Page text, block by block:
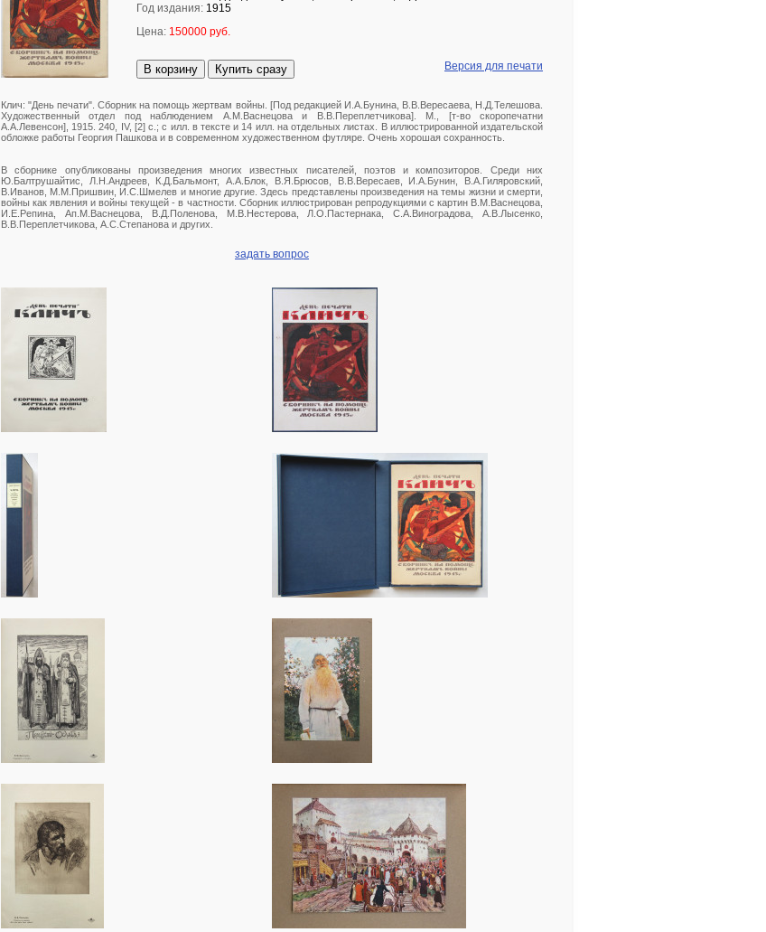
Год издания: 1915
Цена: 150000 руб.
В корзину Купить сразу Версия для печати
Клич: "День печати". Сборник на помощь жертвам войны. [Под редакцией И.А.Бунина, В.В.Вересаева, Н.Д.Телешова.
Художественный отдел под наблюдением А.М.Васнецова и В.В.Переплетчикова]. М., [т-во скоропечатни
А.А.Левенсон], 1915. 240, IV, [2] с.; с илл. в тексте и 14 илл. на отдельных листах. В иллюстрированной издательской
обложке работы Георгия Пашкова и в современном художественном футляре. Очень хорошая сохранность.
В сборнике опубликованы произведения многих известных писателей, поэтов и композиторов. Среди них
Ю.Балтрушайтис, Л.Н.Андреев, К.Д.Бальмонт, А.А.Блок, В.Я.Брюсов, В.В.Вересаев, И.А.Бунин, В.А.Гиляровский,
В.Иванов, М.М.Пришвин, И.С.Шмелев и многие другие. Здесь представлены произведения на темы жизни и смерти,
войны как явления и войны текущей - в частности. Сборник иллюстрирован репродукциями с картин В.М.Васнецова,
И.Е.Репина, Ап.М.Васнецова, В.Д.Поленова, М.В.Нестерова, Л.О.Пастернака, С.А.Виноградова, А.В.Лысенко,
В.В.Переплетчикова, А.С.Степанова и других.
задать вопрос